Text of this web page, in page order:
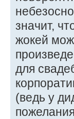
значит,
жокей
для
(ведь у